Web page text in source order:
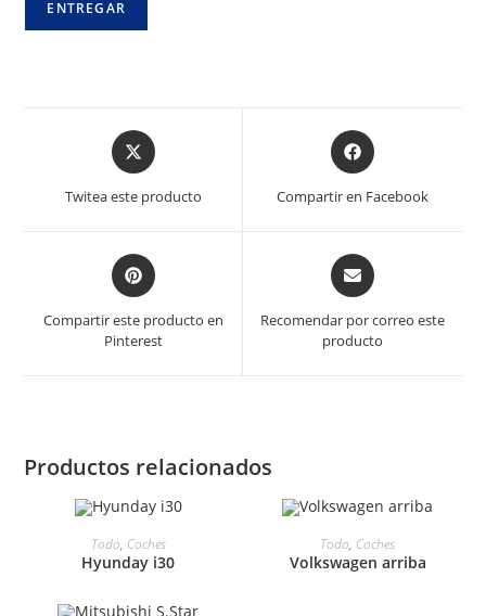
ENTREGAR
Se
abre
una
nueva
Twitea este producto
Se
abre
una
nueva
Compartir en Facebook
Se
abre
una
Compartir este producto en
Pinterest
Se
abre
una
Recomendar por correo este
producto
Productos relacionados
Todo, Coches
Hyunday i30
Todo, Coches
Volkswagen arriba